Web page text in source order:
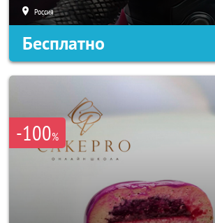
Россия
Бесплатно
-100%